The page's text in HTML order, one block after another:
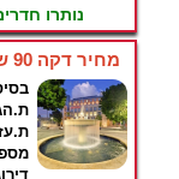
נותרו
מחיר דקה 90 שישבת כולל חצי פנסיון ועזיבה במוצ``ש